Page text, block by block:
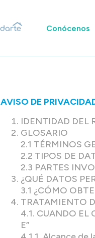
Conócenos
AVISO DE
IDENTIDAD DEL
GLOSARIO
2.1 TÉRMINOS
2.2 TIPOS DE
2.3 PARTES
¿QUÉ DATOS
3.1 ¿CÓMO
TRATAMIENTO
4.1. CUANDO EL
E”